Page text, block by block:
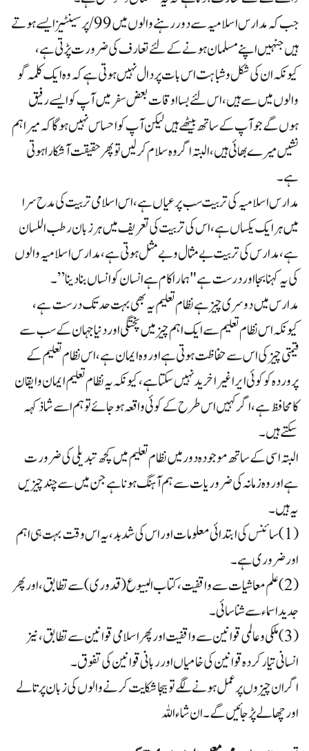
جب کہ مدارس اسلامیہ سے دور رہنے والوں میں 99/پرسینٹیز ایسے ہوتے
ہیں جنہیں اپنے مسلمان ہونے کے لئے تعارف کی ضرورت پڑتی ہے،
کیونکہ ان کی شکل و شباہت اس بات پر دال نہیں ہوتی ہے کہ وہ ایک کلمہ گو
والوں میں سے ہیں، اس لئے بسا اوقات بعض سفر میں آپ کو ایسے رفیق
ہوں گے جو آپ کے ساتھ بیٹھے ہیں لیکن آپ کو احساس نہیں ہوگا کہ میراہم
نشیں میرے بھائی ہیں، البتہ اگر وہ سلام کرلیں تو پھر حقیقت آشکارا ہوتی
ہے۔
مدارس اسلامیہ کی تربیت سب پر عیاں ہے، اس اسلامی تربیت کی مدح سرا
میں ہر ایک یکساں ہے، اس کی تربیت کی تعریف میں ہر زبان رطب اللسان
ہے، مدارس کی تربیت بے مثال و بے مثل ہوتی ہے، مدارس اسلامیہ والوں
کی یہ کہنا بجا اور درست ہے "ہمارا کام ہے انسان کوانساں بنادینا”۔
مدارس میں دوسری چیز ہے نظام تعلیم یہ بھی بہت حد تک درست ہے،
کیونکہ اس نظام تعلیم سے ایک اہم چیز میں پختگی اور دنیا جہان کے سب سے
قیمتی چیز کی اس سے حفاظت ہوتی ہے اور وہ ایمان ہے، اس نظام تعلیم کے
پروردہ کو کوئی ایرا غیرا خرید نہیں سکتا ہے، کیونکہ یہ نظام تعلیم ایمان و ایقان
کا محافظ ہے، اگر کہیں اس طرح کے کوئی واقعہ ہوجائے تو ہم اسے شاذ کہہ
سکتے ہیں۔
البتہ اسی کے ساتھ موجودہ دور میں نظام تعلیم میں کچھ تبدیلی کی ضرورت
ہے اور وہ زمانہ کی ضروریات سے ہم آہنگ ہونا ہے جن میں سے چند چیزیں
یہ ہیں۔
(1)سائنس کی ابتدائی معلومات اور اس کی شدبد، یہ اس وقت بہت ہی اہم
اور ضروری ہے۔
(2)علم معاشیات سے واقفیت، کتاب البیوع (قدوری) سے تطابق، اور پھر
جدید اسماء سے شناسائی۔
(3)ملکی وعالمی قوانین سے واقفیت اور پھر اسلامی قوانین سے تطابق، نیز
انسانی تیار کردہ قوانین کی خامیاں اور ربانی قوانین کی تفوق۔
اگر ان چیزوں پر عمل ہونے لگے تو بیجا شکایت کرنے والوں کی زبان پر تالے
اور چھالے پڑجائیں گے۔ ان شاء اللہ